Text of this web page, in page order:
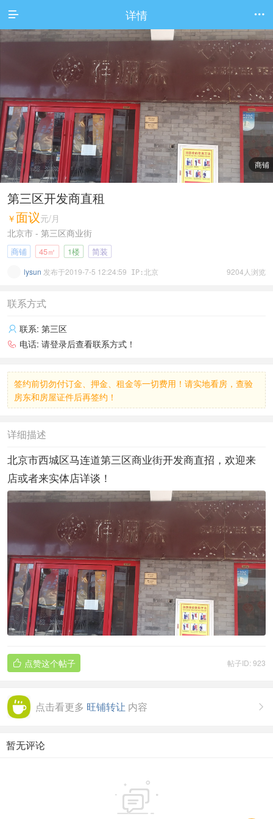
 详情 
商铺
第三区开发商直租
￥面议元/月
北京市 - 第三区商业街
商铺 45㎡ 1楼 简装
9204人浏览
lysun 发布于2019-7-5 12:24:59 IP:北京
联系方式
 联系: 第三区
 电话: 请登录后查看联系方式！
签约前切勿付订金、押金、租金等一切费用！请实地看房，查验
房东和房屋证件后再签约！
详细描述
北京市西城区马连道第三区商业街开发商直招，欢迎来
店或者来实体店详谈！
帖子ID: 923
 点赞这个帖子

点击看更多 旺铺转让 内容
暂无评论
